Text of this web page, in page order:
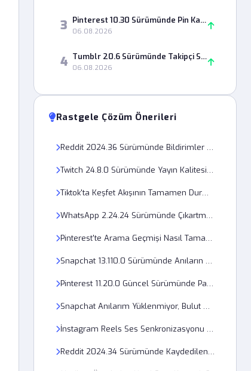
3 Pinterest 10.30 Sürümünde Pin Kaydetme Hatası Nasıl Çözülür?
06.08.2026
4 Tumblr 20.6 Sürümünde Takipçi Sayısı Neden Yanlış Görünüyor?
06.08.2026
Rastgele Çözüm Önerileri
Reddit 2024.36 Sürümünde Bildirimler Neden Geç Geliyor?
Twitch 24.8.0 Sürümünde Yayın Kalitesi Neden 480p Üzerine Çıkmıyor?
Tiktok'ta Keşfet Akışının Tamamen Durması Nasıl Düzeltilir?
WhatsApp 2.24.24 Sürümünde Çıkartmalar Neden Yüklenmiyor?
Pinterest'te Arama Geçmişi Nasıl Tamamen Temizlenir?
Snapchat 13.110.0 Sürümünde Anıların Yedeklenmesi Neden Başarısız Oluyor?
Pinterest 11.20.0 Güncel Sürümünde Pano Oluşturma Neden Hata Veriyor?
Snapchat Anılarım Yüklenmiyor, Bulut Depolama Sorunu mu?
İnstagram Reels Ses Senkronizasyonu Hatası Nasıl Giderilir?
Reddit 2024.34 Sürümünde Kaydedilenler Listesi Neden Boş?